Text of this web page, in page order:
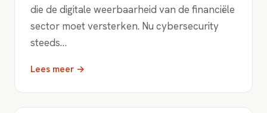
die de digitale weerbaarheid van de financiële
sector moet versterken. Nu cybersecurity
steeds…
Lees meer →